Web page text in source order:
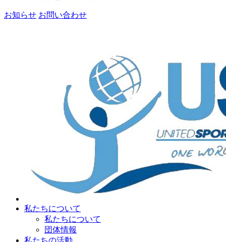
お知らせ お問い合わせ
私たちについて
私たちについて
団体情報
私たちの活動